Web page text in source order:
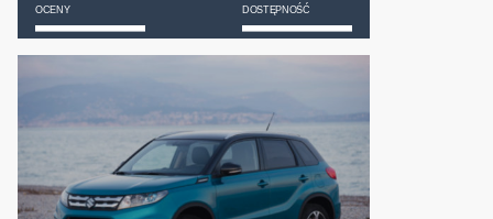
OCENY DOSTĘPNOŚĆ